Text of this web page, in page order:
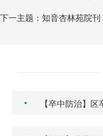
下一主题：知音杏林苑院刊
·
【卒中防治】